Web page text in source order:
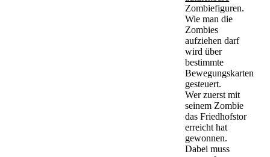
Zombiefiguren.
Wie man die
Zombies
aufziehen darf
wird über
bestimmte
Bewegungskarten
gesteuert.
Wer zuerst mit
seinem Zombie
das Friedhofstor
erreicht hat
gewonnen.
Dabei muss